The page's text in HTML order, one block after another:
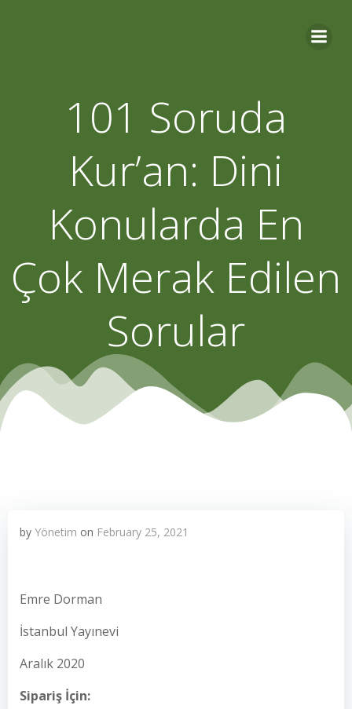
101 Soruda
Kur’an: Dini
Konularda En
Çok Merak Edilen
Sorular
by Yönetim on February 25, 2021
Emre Dorman
İstanbul Yayınevi
Aralık 2020
Sipariş İçin: